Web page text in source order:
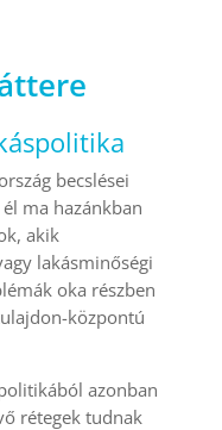
becslései
ma hazánkban
akik
lakásminőségi
oka részben
központú
azonban
rétegek tudnak